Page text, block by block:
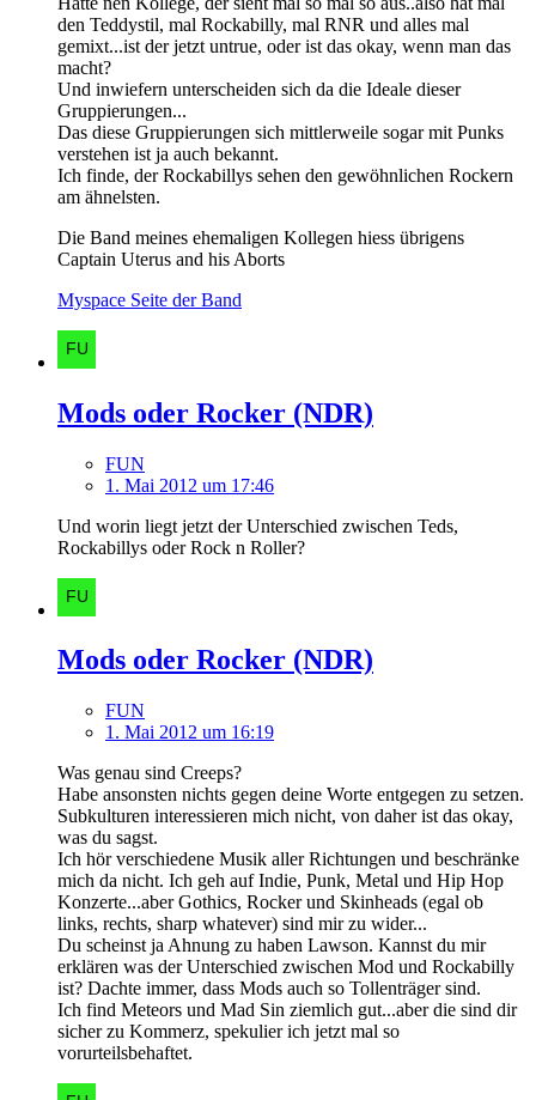
den Teddystil, mal Rockabilly, mal RNR und alles mal
gemixt...ist der jetzt untrue, oder ist das okay, wenn man das
macht?
Und inwiefern unterscheiden sich da die Ideale dieser
Gruppierungen...
Das diese Gruppierungen sich mittlerweile sogar mit Punks
verstehen ist ja auch bekannt.
Ich finde, der Rockabillys sehen den gewöhnlichen Rockern
am ähnelsten.
Die Band meines ehemaligen Kollegen hiess übrigens
Captain Uterus and his Aborts
Myspace Seite der Band
Mods oder Rocker (NDR)
FUN
1. Mai 2012 um 17:46
Und worin liegt jetzt der Unterschied zwischen Teds,
Rockabillys oder Rock n Roller?
Mods oder Rocker (NDR)
FUN
1. Mai 2012 um 16:19
Was genau sind Creeps?
Habe ansonsten nichts gegen deine Worte entgegen zu setzen.
Subkulturen interessieren mich nicht, von daher ist das okay,
was du sagst.
Ich hör verschiedene Musik aller Richtungen und beschränke
mich da nicht. Ich geh auf Indie, Punk, Metal und Hip Hop
Konzerte...aber Gothics, Rocker und Skinheads (egal ob
links, rechts, sharp whatever) sind mir zu wider...
Du scheinst ja Ahnung zu haben Lawson. Kannst du mir
erklären was der Unterschied zwischen Mod und Rockabilly
ist? Dachte immer, dass Mods auch so Tollenträger sind.
Ich find Meteors und Mad Sin ziemlich gut...aber die sind dir
sicher zu Kommerz, spekulier ich jetzt mal so
vorurteilsbehaftet.